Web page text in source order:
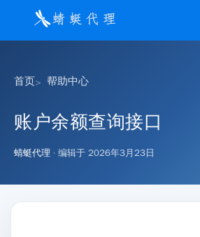
首页 帮助中心
账户余额查询接口
蜻蜓代理 · 编辑于 2026年3月23日